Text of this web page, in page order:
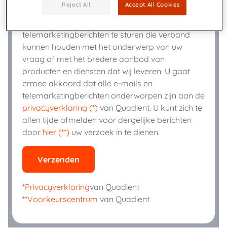
Quadient kan de door u verstrekte informatie
telemarketingberichten te sturen die verband
kunnen houden met het onderwerp van uw
vraag of met het bredere aanbod van
producten en diensten dat wij leveren. U gaat
ermee akkoord dat alle e-mails en
telemarketingberichten onderworpen zijn aan de
privacyverklaring (*) van Quadient. U kunt zich te
allen tijde afmelden voor dergelijke berichten
door hier (**) uw verzoek in te dienen.
Verzenden
*Privacyverklaringvan Quadient
**Voorkeurscentrum van Quadient
Reject All Accept All Cookies